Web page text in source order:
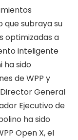
que subraya su
optimizadas a
inteligente
ha sido
de WPP y
General
Ejecutivo de
ha sido
Open X, el